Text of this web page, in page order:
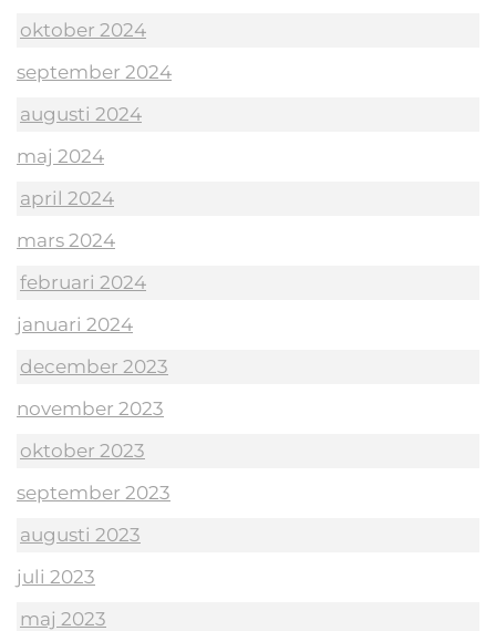
oktober 2024
september 2024
augusti 2024
maj 2024
april 2024
mars 2024
februari 2024
januari 2024
december 2023
november 2023
oktober 2023
september 2023
augusti 2023
juli 2023
maj 2023